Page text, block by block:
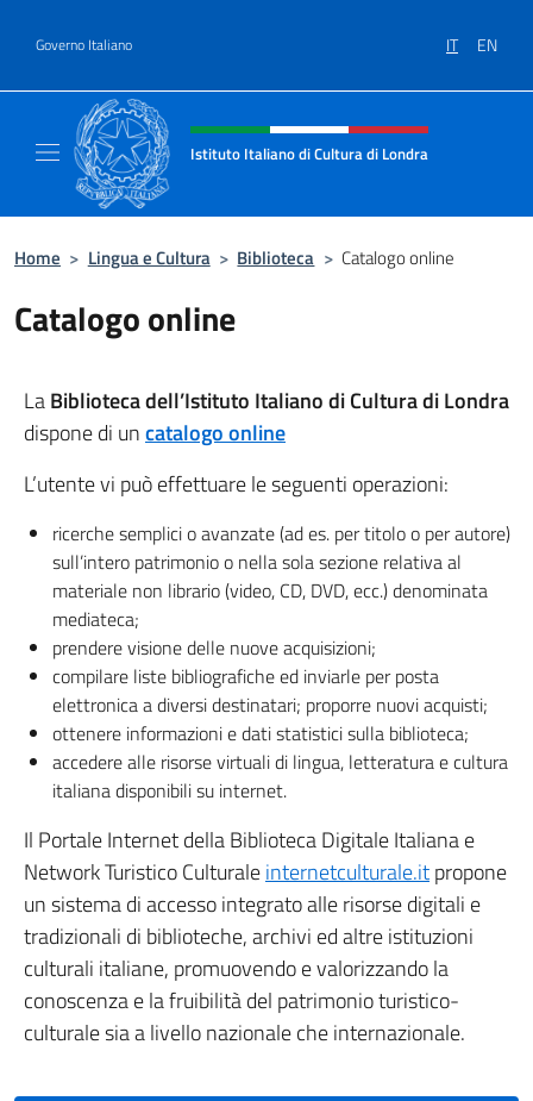
Governo Italiano IT EN
Intestazione sito, social e menù
Istituto Italiano di Cultura di Londra
Home > Lingua e Cultura > Biblioteca > Catalogo online
Catalogo online
LaBiblioteca dell’Istituto Italiano di Cultura di Londra
dispone di uncatalogo online
L’utente vi può effettuare le seguenti operazioni:
ricerche semplici o avanzate (ad es. per titolo o per autore)
sull’intero patrimonio o nella sola sezione relativa al
materiale non librario (video, CD, DVD, ecc.) denominata
mediateca;
prendere visione delle nuove acquisizioni;
compilare liste bibliografiche ed inviarle per posta
elettronica a diversi destinatari; proporre nuovi acquisti;
ottenere informazioni e dati statistici sulla biblioteca;
accedere alle risorse virtuali di lingua, letteratura e cultura
italiana disponibili su internet.
Il Portale Internet dellaBiblioteca Digitale Italiana e
Network Turistico Culturaleinternetculturale.itpropone
un sistema di accesso integrato alle risorse digitali e
tradizionali di biblioteche, archivi ed altre istituzioni
culturali italiane, promuovendo e valorizzando la
conoscenza e la fruibilità del patrimonio turistico-
culturale sia a livello nazionale che internazionale.